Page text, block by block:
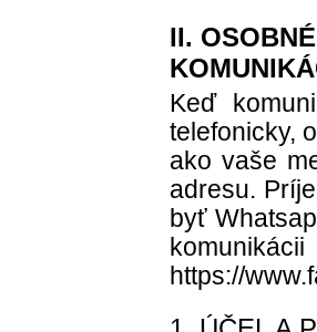
II.
Keď
telefonicky,
ako vaše
adresu.
byť
https://